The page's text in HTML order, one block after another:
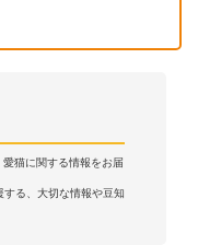
猫に関する情報をお届
る、大切な情報や豆知